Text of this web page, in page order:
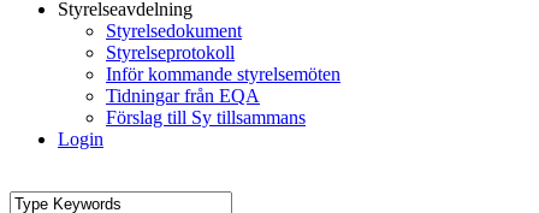
Styrelseavdelning
Styrelsedokument
Styrelseprotokoll
Inför kommande styrelsemöten
Tidningar från EQA
Förslag till Sy tillsammans
Login